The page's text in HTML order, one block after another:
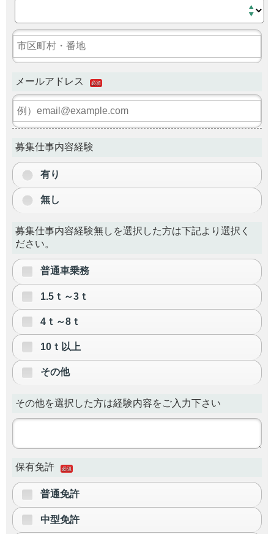
メールアドレス 必須
募集仕事内容経験
有り
無し
募集仕事内容経験無しを選択した方は下記より選択く
ださい。
普通車乗務
1.5ｔ～3ｔ
4ｔ～8ｔ
10ｔ以上
その他
その他を選択した方は経験内容をご入力下さい
保有免許 必須
普通免許
中型免許